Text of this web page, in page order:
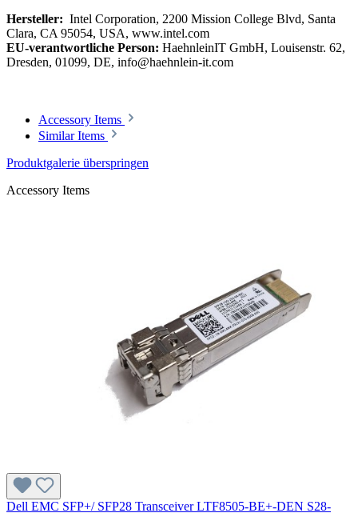
Hersteller: Intel Corporation, 2200 Mission College Blvd, Santa
Clara, CA 95054, USA, www.intel.com
EU-verantwortliche Person: HaehnleinIT GmbH, Louisenstr. 62,
Dresden, 01099, DE, info@haehnlein-it.com
Accessory Items
Similar Items
Produktgalerie überspringen
Accessory Items
Dell EMC SFP+/ SFP28 Transceiver LTF8505-BE+-DEN S28-